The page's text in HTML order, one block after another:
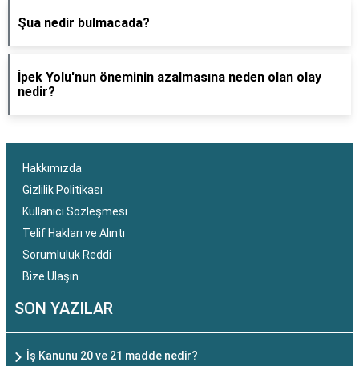
Şua nedir bulmacada?
İpek Yolu'nun öneminin azalmasına neden olan olay
nedir?
Hakkımızda
Gizlilik Politikası
Kullanıcı Sözleşmesi
Telif Hakları ve Alıntı
Sorumluluk Reddi
Bize Ulaşın
SON YAZILAR
İş Kanunu 20 ve 21 madde nedir?